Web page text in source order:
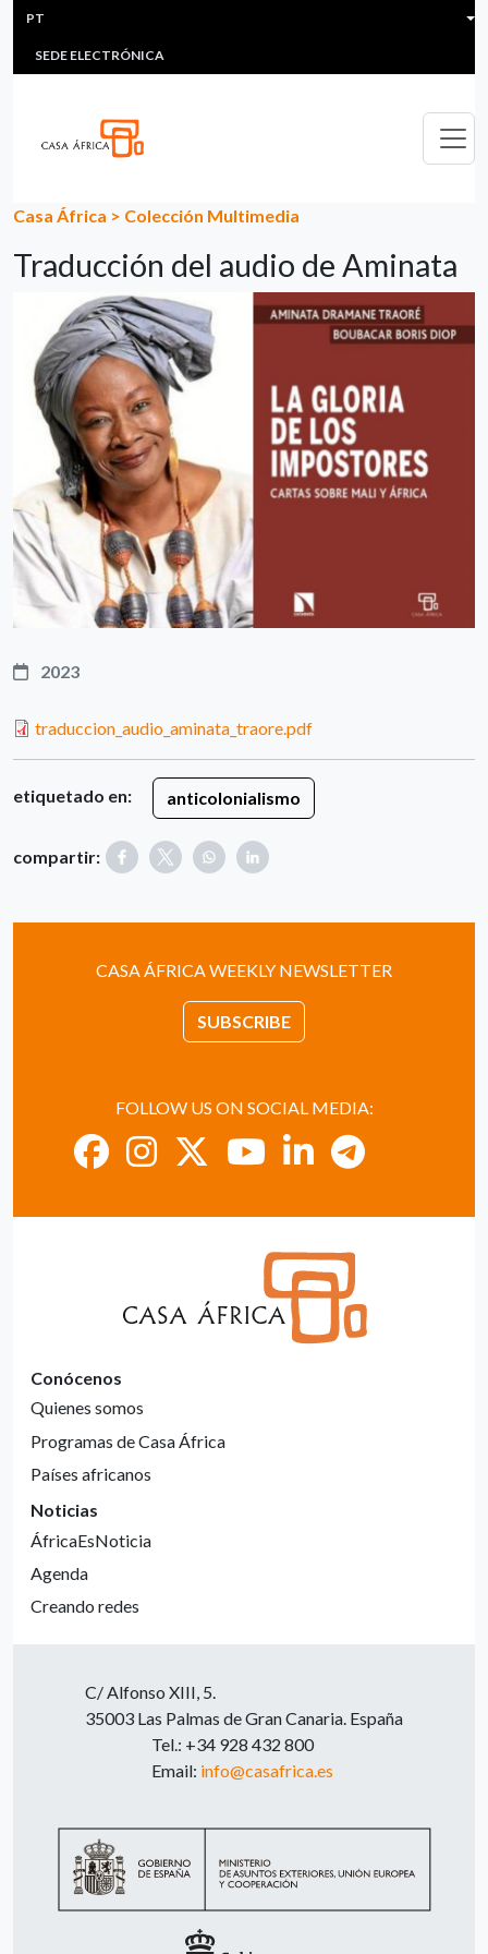
Passar para o conteúdo principal
HEADER MENU
MULTIMEDIA
SEDE ELECTRÓNICA
PT
Casa África > Colección Multimedia
Traducción del audio de Aminata
2023
traduccion_audio_aminata_traore.pdf
etiquetado en: anticolonialismo
compartir:
CASA ÁFRICA WEEKLY NEWSLETTER
SUBSCRIBE
FOLLOW US ON SOCIAL MEDIA:
Conócenos
Quienes somos
Programas de Casa África
Países africanos
Noticias
ÁfricaEsNoticia
Agenda
Creando redes
C/ Alfonso XIII, 5.
35003 Las Palmas de Gran Canaria. España
Tel.: +34 928 432 800
Email: info@casafrica.es